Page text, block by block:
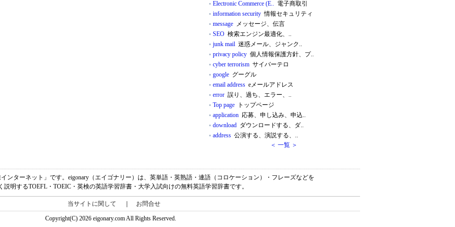
Electronic Commerce (E.. 電子商取引
information security 情報セキュリティ
message メッセージ、伝言
SEO 検索エンジン最適化、..
junk mail 迷惑メール、ジャンク..
privacy policy 個人情報保護方針、プ..
cyber terrorism サイバーテロ
google グーグル
email address eメールアドレス
error 誤り、過ち、エラー、..
Top page トップページ
application 応募、申し込み、申込..
download ダウンロードする、ダ..
address 公演する、演説する、..
＜ 一覧 ＞
インターネット」です。eigonary（エイゴナリー）は、英単語・英熟語・連語（コロケーション）・フレーズなどを
説明するTOEFL・TOEIC・英検の英語学習辞書・大学入試向けの無料英語学習辞書です。
当サイトに関して お問合せ
Copyright(C) 2026 eigonary.com All Rights Reserved.